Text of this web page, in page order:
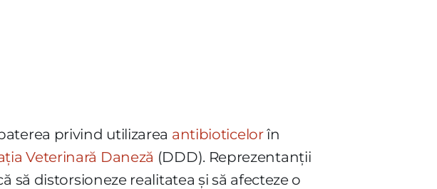
privind utilizarea antibioticelorîn
Veterinară Daneză (DDD). Reprezentanții
să distorsioneze realitatea și să afecteze o